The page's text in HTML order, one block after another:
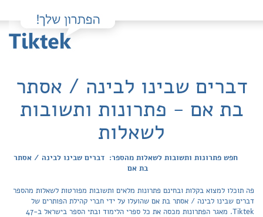
דברים שבינו לבינה / אסתר
בת אם - פתרונות ותשובות
לשאלות
חפש פתרונות ותשובות לשאלות מהספר: דברים שבינו לבינה / אסתר
בת אם
פה תוכלו למצוא בקלות ובחינם פתרונות מלאים ותשובות מפורטות לשאלות מהספר
דברים שבינו לבינה / אסתר בת אם שהועלו על ידי חברי קהילת הפותרים של
Tiktek. מאגר הפתרונות מכסה את כל ספרי הלימוד ובתי הספר בישראל ב-47